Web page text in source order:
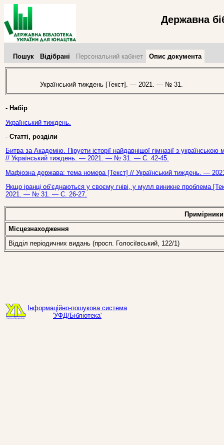
Державна
Пошук Відібрані Персональний кабінет Опис документа
Український тиждень [Текст]. — 2021. — № 31.
- Набір
Український тиждень.
- Статті, розділи
Битва за Академію. Піруети історії найдавнішої гімназії з
// Український тиждень. — 2021. — № 31. — С. 42-45.
Мафіозна держава: тема номера [Текст] // Український тиждень. —
Якщо іранці об‘єднаються у своєму гніві, у мулл виникне проблема
2021. — № 31. — С. 26-27.
Примірники
Місцезнаходження
Відділ періодичних видань (просп. Голосіївський, 122/1)
Інформаційно-пошукова система
'УФД/Бібліотека'